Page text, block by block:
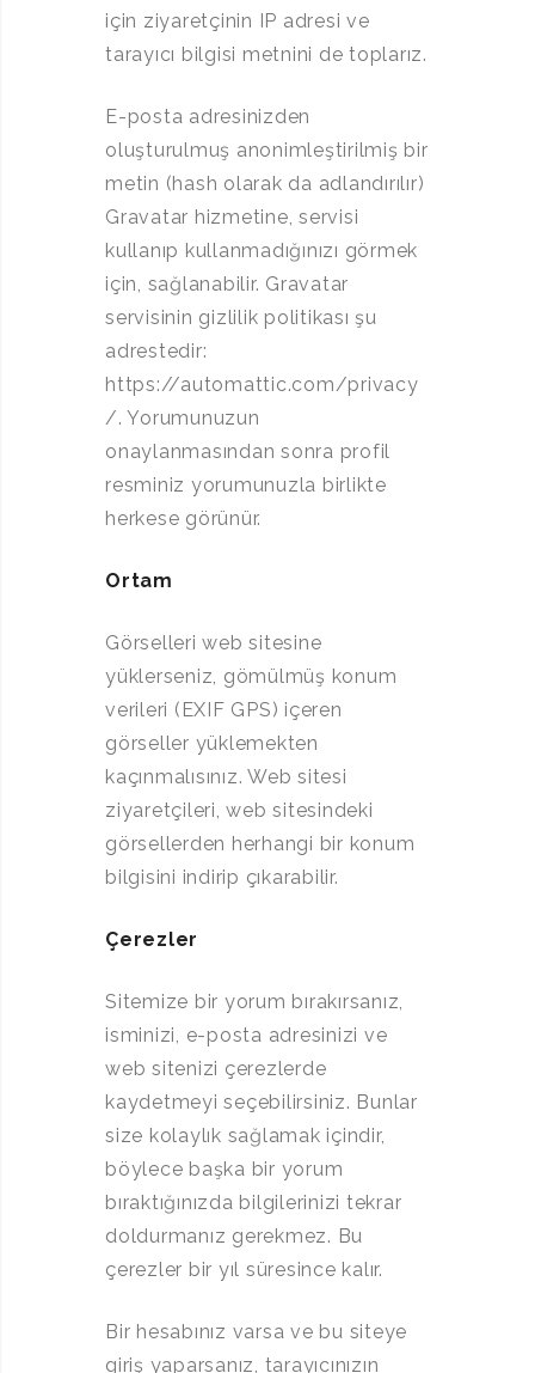
için ziyaretçinin IP adresi ve
tarayıcı bilgisi metnini de toplarız.
E-posta adresinizden
oluşturulmuş anonimleştirilmiş bir
metin (hash olarak da adlandırılır)
Gravatar hizmetine, servisi
kullanıp kullanmadığınızı görmek
için, sağlanabilir. Gravatar
servisinin gizlilik politikası şu
adrestedir:
https://automattic.com/privacy
/. Yorumunuzun
onaylanmasından sonra profil
resminiz yorumunuzla birlikte
herkese görünür.
Ortam
Görselleri web sitesine
yüklerseniz, gömülmüş konum
verileri (EXIF GPS) içeren
görseller yüklemekten
kaçınmalısınız. Web sitesi
ziyaretçileri, web sitesindeki
görsellerden herhangi bir konum
bilgisini indirip çıkarabilir.
Çerezler
Sitemize bir yorum bırakırsanız,
isminizi, e-posta adresinizi ve
web sitenizi çerezlerde
kaydetmeyi seçebilirsiniz. Bunlar
size kolaylık sağlamak içindir,
böylece başka bir yorum
bıraktığınızda bilgilerinizi tekrar
doldurmanız gerekmez. Bu
çerezler bir yıl süresince kalır.
Bir hesabınız varsa ve bu siteye
giriş yaparsanız, tarayıcınızın